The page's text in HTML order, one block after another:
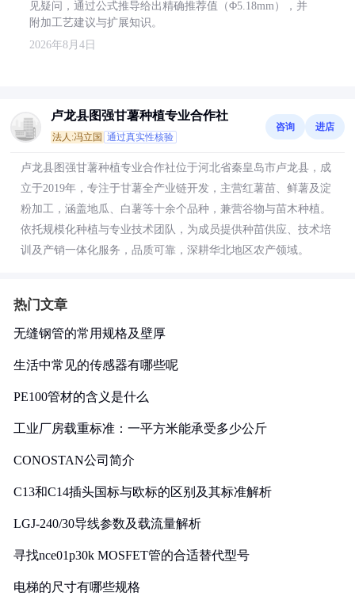
见疑问，通过公式推导给出精确推荐值（Φ5.18mm），并
附加工艺建议与扩展知识。
2026年8月4日
卢龙县图强甘薯种植专业合作社
法人:冯立国 通过真实性核验
咨询 进店
卢龙县图强甘薯种植专业合作社位于河北省秦皇岛市卢龙县，成
立于2019年，专注于甘薯全产业链开发，主营红薯苗、鲜薯及淀
粉加工，涵盖地瓜、白薯等十余个品种，兼营谷物与苗木种植。
依托规模化种植与专业技术团队，为成员提供种苗供应、技术培
训及产销一体化服务，品质可靠，深耕华北地区农产领域。
热门文章
无缝钢管的常用规格及壁厚
生活中常见的传感器有哪些呢
PE100管材的含义是什么
工业厂房载重标准：一平方米能承受多少公斤
CONOSTAN公司简介
C13和C14插头国标与欧标的区别及其标准解析
LGJ-240/30导线参数及载流量解析
寻找nce01p30k MOSFET管的合适替代型号
电梯的尺寸有哪些规格